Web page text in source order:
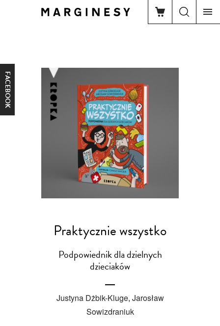
FACEBOOK
Praktycznie wszystko
Podpowiednik dla dzielnych
dzieciaków
Justyna Dżbik-Kluge, Jarosław
Sowizdraniuk